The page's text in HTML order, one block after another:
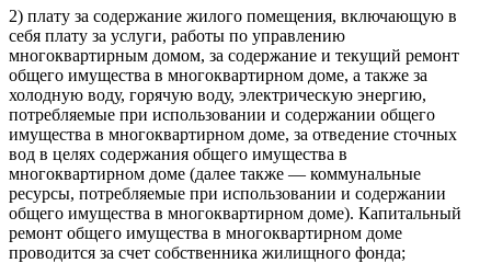
2) плату за содержание жилого помещения, включающую в
себя плату за услуги, работы по управлению
многоквартирным домом, за содержание и текущий ремонт
общего имущества в многоквартирном доме, а также за
холодную воду, горячую воду, электрическую энергию,
потребляемые при использовании и содержании общего
имущества в многоквартирном доме, за отведение сточных
вод в целях содержания общего имущества в
многоквартирном доме (далее также — коммунальные
ресурсы, потребляемые при использовании и содержании
общего имущества в многоквартирном доме). Капитальный
ремонт общего имущества в многоквартирном доме
проводится за счет собственника жилищного фонда;